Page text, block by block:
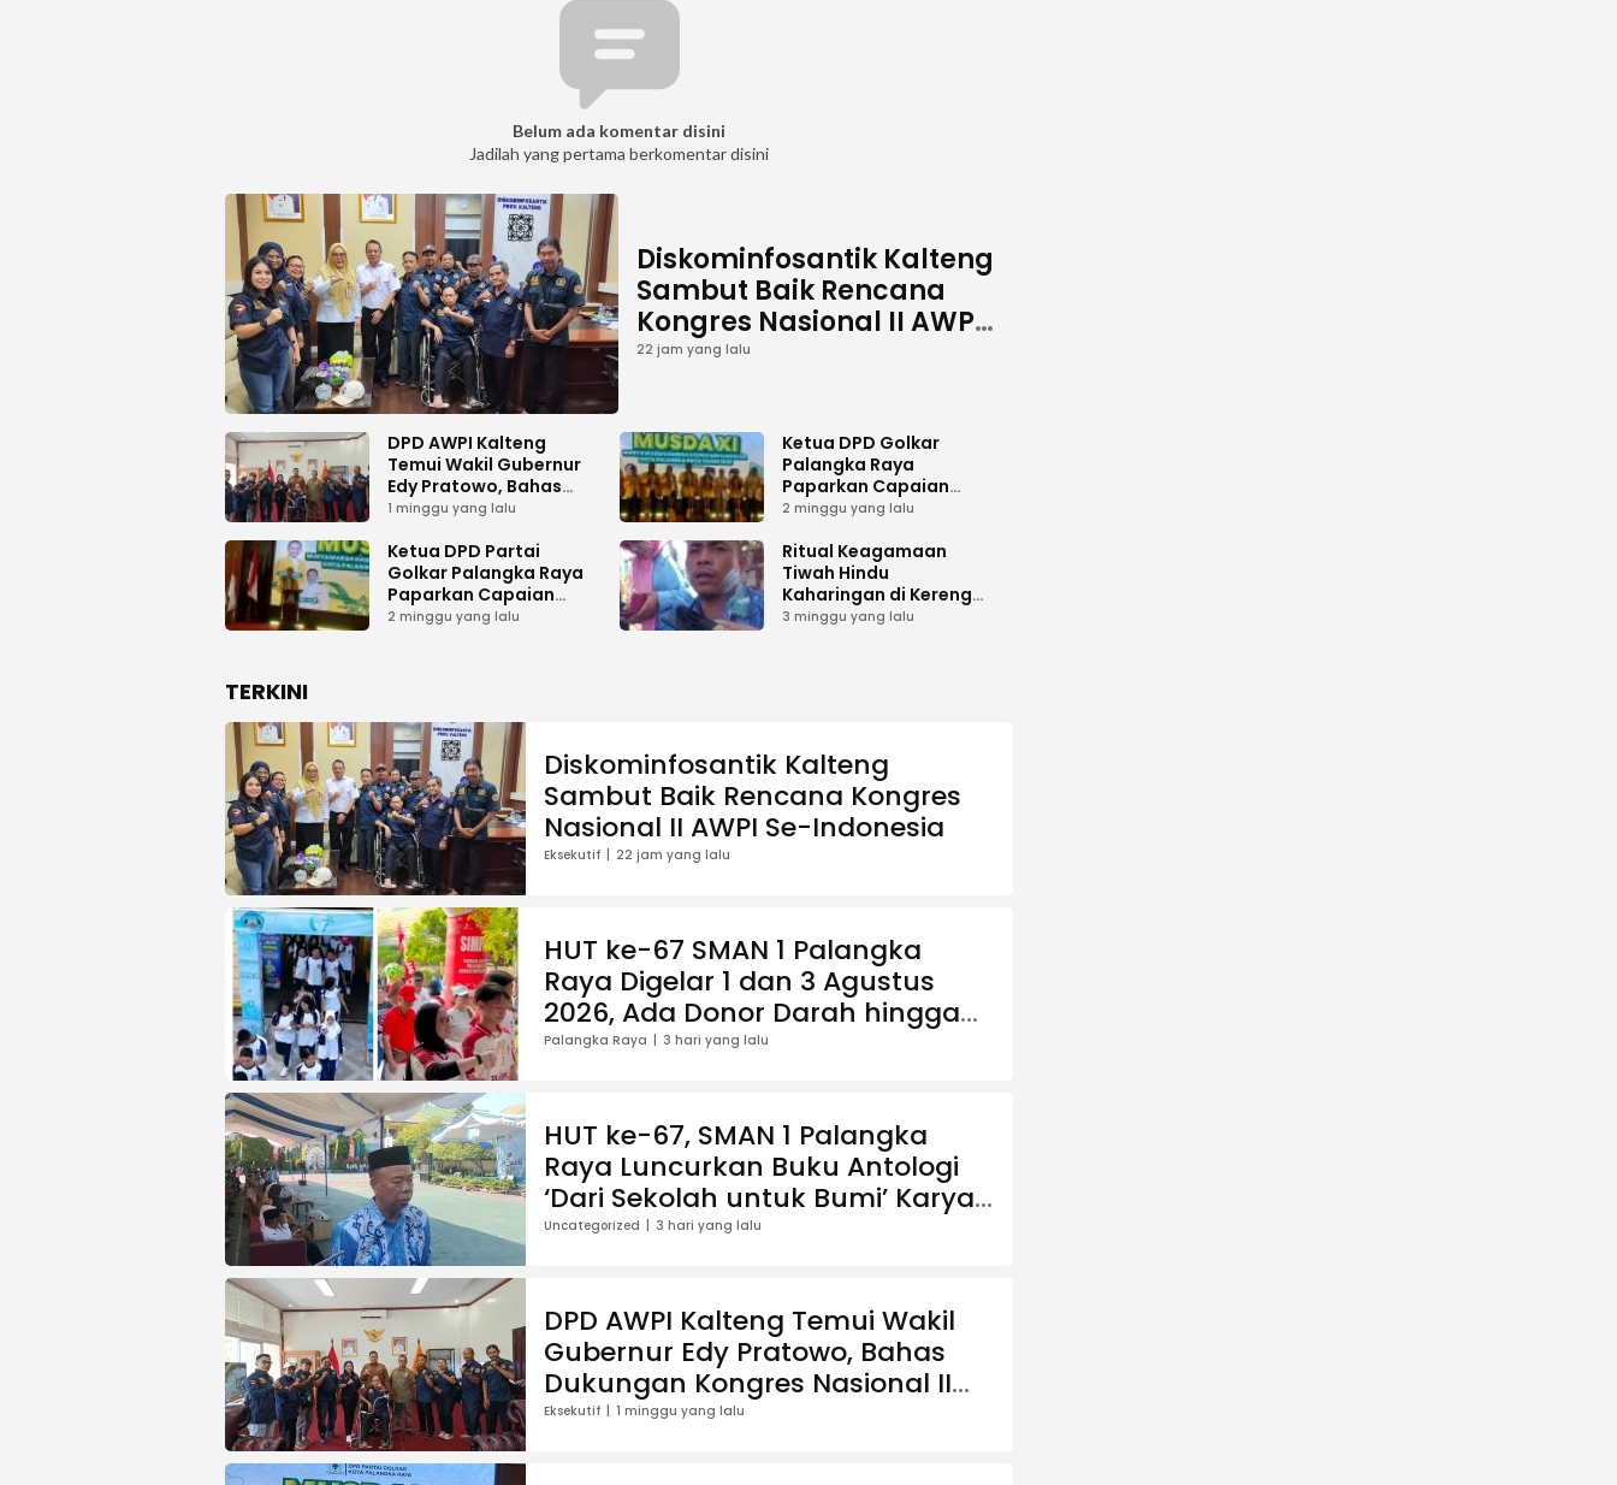
Belum ada komentar disini
Jadilah yang pertama berkomentar disini
Diskominfosantik Kalteng
Sambut Baik Rencana
Kongres Nasional II AWPI
Se-Indonesia
22 jam yang lalu
DPD AWPI Kalteng
Temui Wakil Gubernur
Edy Pratowo, Bahas
Dukungan Kongres
Kalimantan Tengah
1 minggu yang lalu
Ketua DPD Golkar
Palangka Raya
Paparkan Capaian
Kepengurusan pada
2 minggu yang lalu
Ketua DPD Partai
Golkar Palangka Raya
Paparkan Capaian
Organisasi dan
2 minggu yang lalu
Ritual Keagamaan
Tiwah Hindu
Kaharingan di Kereng
Bangkirai Memasuki
3 minggu yang lalu
TERKINI
Diskominfosantik Kalteng
Sambut Baik Rencana Kongres
Nasional II AWPI Se-Indonesia
Eksekutif 22 jam yang lalu
HUT ke-67 SMAN 1 Palangka
Raya Digelar 1 dan 3 Agustus
2026, Ada Donor Darah hingga
Jalan Santai Berhadiah Doorprize
Palangka Raya 3 hari yang lalu
HUT ke-67, SMAN 1 Palangka
Raya Luncurkan Buku Antologi
‘Dari Sekolah untuk Bumi’ Karya
13 Guru
Uncategorized 3 hari yang lalu
DPD AWPI Kalteng Temui Wakil
Gubernur Edy Pratowo, Bahas
Dukungan Kongres Nasional II
AWPI di Kalimantan Tengah
Eksekutif 1 minggu yang lalu